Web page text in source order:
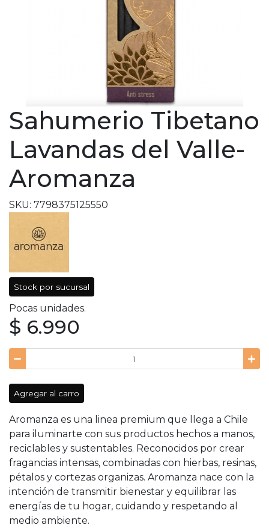
Sahumerio Tibetano
Lavandas del Valle-
Aromanza
SKU: 7798375125550
Stock por sucursal
Pocas unidades.
$ 6.990
Agregar al carro
Aromanza es una linea premium que llega a Chile
para iluminarte con sus productos hechos a manos,
reciclables y sustentables. Reconocidos por crear
fragancias intensas, combinadas con hierbas, resinas,
pétalos y cortezas organizas. Aromanza nace con la
intención de transmitir bienestar y equilibrar las
energías de tu hogar, cuidando y respetando al
medio ambiente.